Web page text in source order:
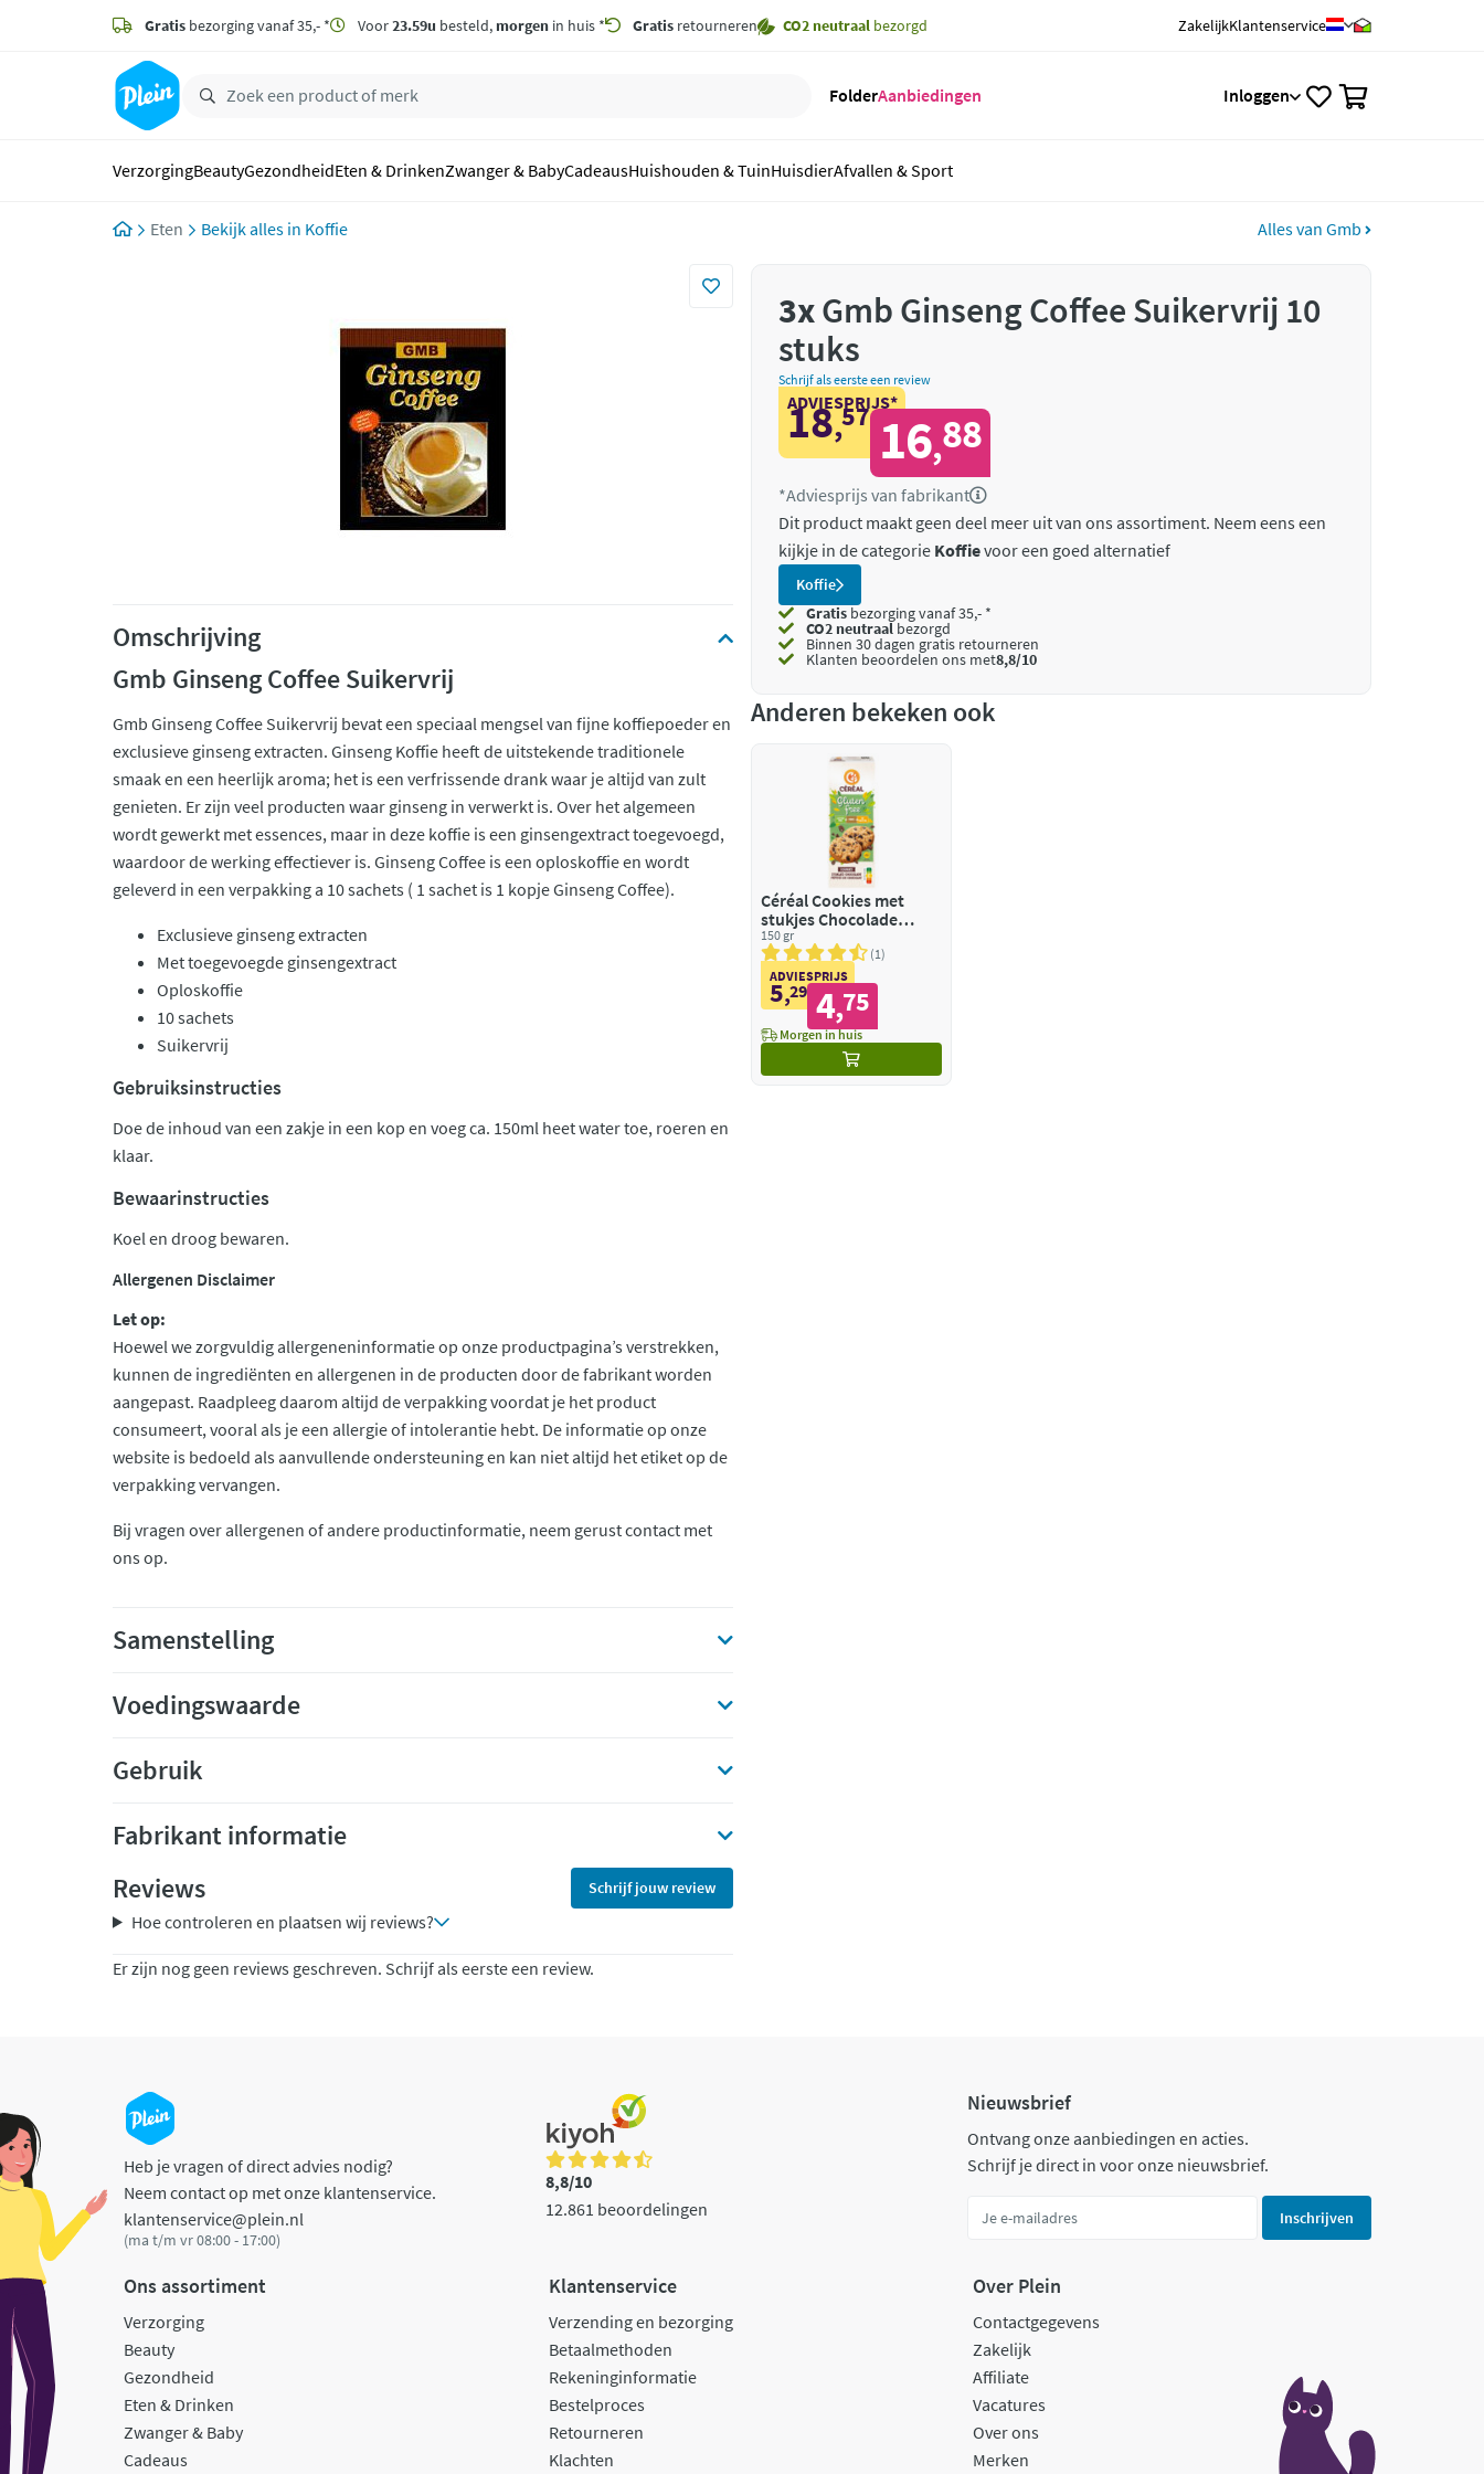
zoeken
hoofdinhoud
Gratis bezorging vanaf 35,- * Voor23.59u besteld, morgen in huis * Gratis retourneren CO2 neutraal bezorgd ZakelijkKlantenservice
FolderAanbiedingen Inloggen
VerzorgingBeautyGezondheidEten & DrinkenZwanger & BabyCadeausHuishouden & TuinHuisdierAfvallen & Sport
Eten Koffie Alles van Gmb
Omschrijving
Gmb Ginseng Coffee Suikervrij
Gmb Ginseng Coffee Suikervrij bevat een speciaal mengsel van fijne koffiepoeder en
exclusieve ginseng extracten. Ginseng Koffie heeft de uitstekende traditionele
smaak en een heerlijk aroma; het is een verfrissende drank waar je altijd van zult
genieten. Er zijn veel producten waar ginseng in verwerkt is. Over het algemeen
wordt gewerkt met essences, maar in deze koffie is een ginsengextract toegevoegd,
waardoor de werking effectiever is. Ginseng Coffee is een oploskoffie en wordt
geleverd in een verpakking a 10 sachets ( 1 sachet is 1 kopje Ginseng Coffee).
Exclusieve ginseng extracten
Met toegevoegde ginsengextract
Oploskoffie
10 sachets
Suikervrij
Gebruiksinstructies
Doe de inhoud van een zakje in een kop en voeg ca. 150ml heet water toe, roeren en
klaar.
Bewaarinstructies
Koel en droog bewaren.
Allergenen Disclaimer
Let op:
Hoewel we zorgvuldig allergeneninformatie op onze productpagina’s verstrekken,
kunnen de ingrediënten en allergenen in de producten door de fabrikant worden
aangepast. Raadpleeg daarom altijd de verpakking voordat je het product
consumeert, vooral als je een allergie of intolerantie hebt. De informatie op onze
website is bedoeld als aanvullende ondersteuning en kan niet altijd het etiket op de
verpakking vervangen.
Bij vragen over allergenen of andere productinformatie, neem gerust contact met
ons op.
Samenstelling
Voedingswaarde
Gebruik
Fabrikant informatie
Reviews
Schrijf jouw review
Hoe controleren en plaatsen wij reviews?
Er zijn nog geen reviews geschreven. Schrijf als eerste een review.
3xGmb Ginseng Coffee Suikervrij 10
stuks
Schrijf als eerste een review
ADVIESPRIJS*
18,57 16,88
*Adviesprijs van fabrikant
Dit product maakt geen deel meer uit van ons assortiment. Neem eens een
kijkje in de categorie Koffievoor een goed alternatief
Koffie
Gratis bezorging vanaf 35,- *
CO2 neutraalbezorgd
Binnen 30 dagen gratis retourneren
Klanten beoordelen ons met8,8/10
Anderen bekeken ook
Céréal Cookies met
stukjes Chocolade
Glutenvrij en
Lactosevrij
150 gr
1
ADVIESPRIJS
5,29 4,75
Morgen in huis
Heb je vragen of direct advies nodig?
Neem contact op met onze klantenservice.
klantenservice@plein.nl
(ma t/m vr 08:00 - 17:00)
8,8/10
12.861 beoordelingen
Nieuwsbrief
Ontvang onze aanbiedingen en acties.
Schrijf je direct in voor onze nieuwsbrief.
Inschrijven
Ons assortiment
Verzorging
Beauty
Gezondheid
Eten & Drinken
Zwanger & Baby
Cadeaus
Klantenservice
Verzending en bezorging
Betaalmethoden
Rekeninginformatie
Bestelproces
Retourneren
Klachten
Over Plein
Contactgegevens
Zakelijk
Affiliate
Vacatures
Over ons
Merken